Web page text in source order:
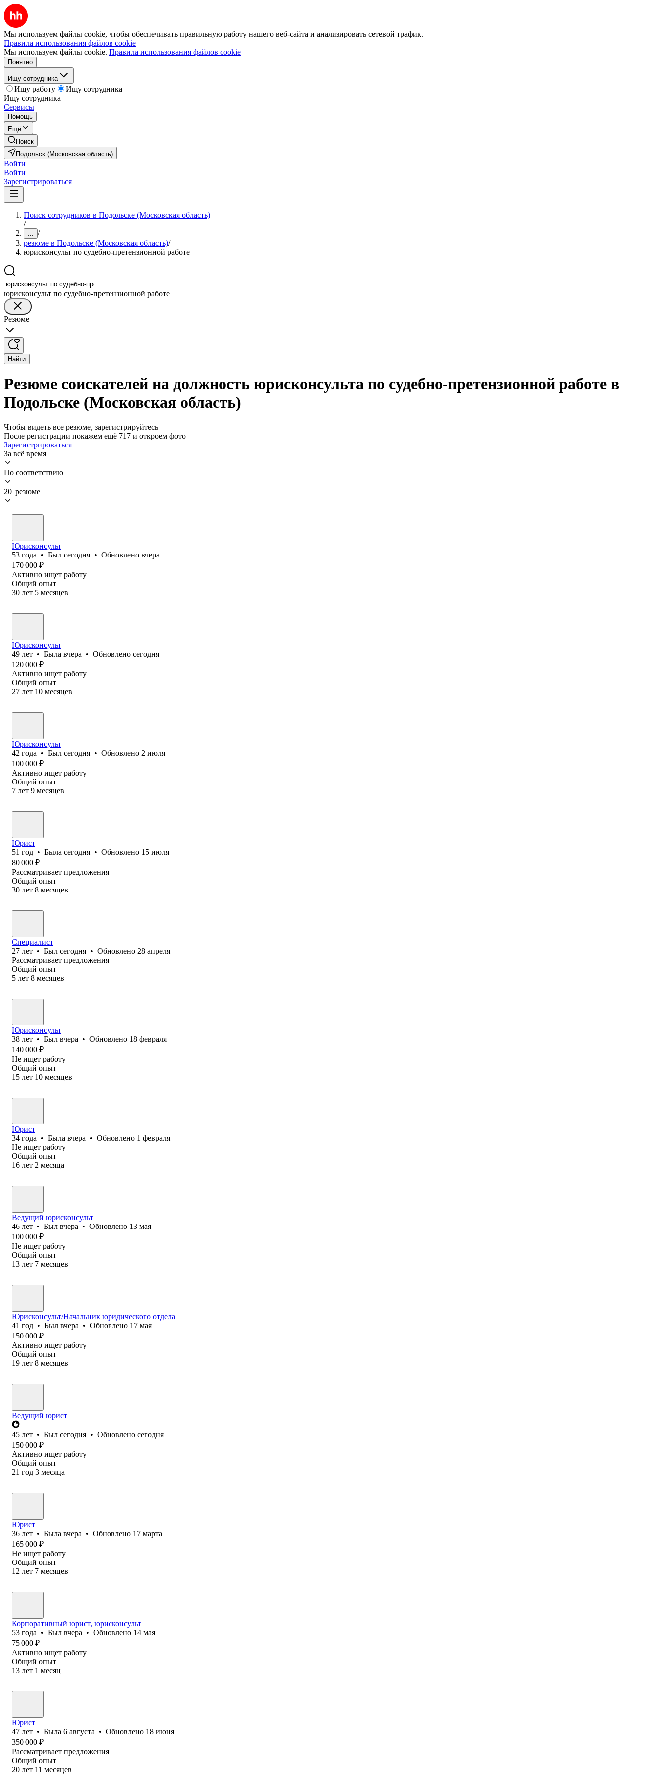
Мы используем файлы cookie, чтобы обеспечивать правильную работу нашего веб-сайта и анализировать сетевой трафик.
Правила использования файлов cookie
Мы используем файлы cookie. Правила использования файлов cookie
Понятно
Ищу сотрудника
Ищу работу
Ищу сотрудника
Ищу сотрудника
Сервисы
Помощь
Ещё
Поиск
Подольск (Московская область)
Войти
Войти
Зарегистрироваться
Поиск сотрудников в Подольске (Московская область)
/
... /
резюме в Подольске (Московская область)/
юрисконсульт по судебно-претензионной работе
юрисконсульт по судебно-претензионной работе
Резюме
Найти
Резюме соискателей на должность юрисконсульта по судебно-претензионной работе в
Подольске (Московская область)
Чтобы видеть все резюме, зарегистрируйтесь
После регистрации покажем ещё 717 и откроем фото
Зарегистрироваться
За всё время
По соответствию
20 резюме
Юрисконсульт
53 года • Был сегодня • Обновлено вчера
170 000 ₽
Активно ищет работу
Общий опыт
30 лет 5 месяцев
Юрисконсульт
49 лет • Была вчера • Обновлено сегодня
120 000 ₽
Активно ищет работу
Общий опыт
27 лет 10 месяцев
Юрисконсульт
42 года • Был сегодня • Обновлено 2 июля
100 000 ₽
Активно ищет работу
Общий опыт
7 лет 9 месяцев
Юрист
51 год • Была сегодня • Обновлено 15 июля
80 000 ₽
Рассматривает предложения
Общий опыт
30 лет 8 месяцев
Специалист
27 лет • Был сегодня • Обновлено 28 апреля
Рассматривает предложения
Общий опыт
5 лет 8 месяцев
Юрисконсульт
38 лет • Был вчера • Обновлено 18 февраля
140 000 ₽
Не ищет работу
Общий опыт
15 лет 10 месяцев
Юрист
34 года • Была вчера • Обновлено 1 февраля
Не ищет работу
Общий опыт
16 лет 2 месяца
Ведущий юрисконсульт
46 лет • Был вчера • Обновлено 13 мая
100 000 ₽
Не ищет работу
Общий опыт
13 лет 7 месяцев
Юрисконсульт/Начальник юридического отдела
41 год • Был вчера • Обновлено 17 мая
150 000 ₽
Активно ищет работу
Общий опыт
19 лет 8 месяцев
Ведущий юрист
45 лет • Был сегодня • Обновлено сегодня
150 000 ₽
Активно ищет работу
Общий опыт
21 год 3 месяца
Юрист
36 лет • Была вчера • Обновлено 17 марта
165 000 ₽
Не ищет работу
Общий опыт
12 лет 7 месяцев
Корпоративный юрист, юрисконсульт
53 года • Был вчера • Обновлено 14 мая
75 000 ₽
Активно ищет работу
Общий опыт
13 лет 1 месяц
Юрист
47 лет • Была 6 августа • Обновлено 18 июня
350 000 ₽
Рассматривает предложения
Общий опыт
20 лет 11 месяцев